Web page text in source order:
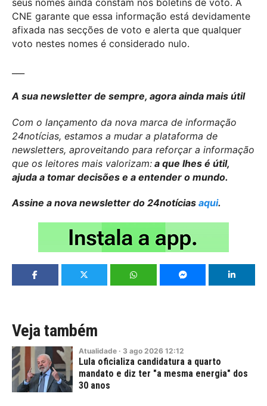
CNE garante que essa informação está devidamente
afixada nas secções de voto e alerta que qualquer
voto nestes nomes é considerado nulo.
A sua newsletter de sempre, agora ainda mais útil
Com o lançamento da nova marca de informação
24notícias, estamos a mudar a plataforma de
newsletters, aproveitando para reforçar a informação
que os leitores mais valorizam: a que lhes é útil,
ajuda a tomar decisões e a entender o mundo.
Assine a nova newsletter do 24notícias aqui.
Veja também
Atualidade · 3 ago 2026 12:12
Lula oficializa candidatura a quarto
mandato e diz ter "a mesma energia" dos
30 anos